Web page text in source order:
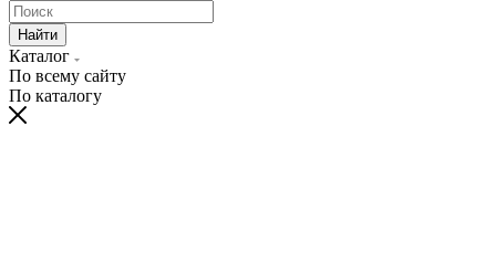
Найти
Каталог
По всему сайту
По каталогу